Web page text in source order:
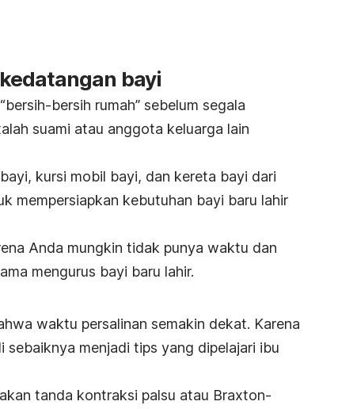
bayi
bersih rumah” sebelum segala
suami atau anggota keluarga lain
kursi mobil bayi, dan kereta bayi dari
mempersiapkan kebutuhan bayi baru lahir
Anda mungkin tidak punya waktu dan
mengurus bayi baru lahir.
waktu persalinan semakin dekat. Karena
menjadi tips yang dipelajari ibu
tanda kontraksi palsu atau Braxton-